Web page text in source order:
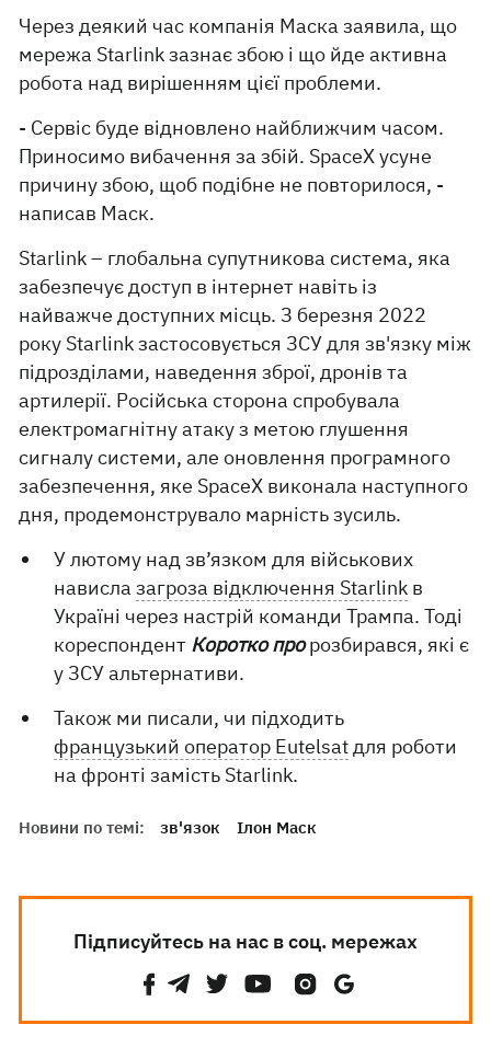
Через деякий час компанія Маска заявила, що
мережа Starlink зазнає збою і що йде активна
робота над вирішенням цієї проблеми.
- Сервіс буде відновлено найближчим часом.
Приносимо вибачення за збій. SpaceX усуне
причину збою, щоб подібне не повторилося, -
написав Маск.
Starlink – глобальна супутникова система, яка
забезпечує доступ в інтернет навіть із
найважче доступних місць. З березня 2022
року Starlink застосовується ЗСУ для зв'язку між
підрозділами, наведення зброї, дронів та
артилерії. Російська сторона спробувала
електромагнітну атаку з метою глушення
сигналу системи, але оновлення програмного
забезпечення, яке SpaceX виконала наступного
дня, продемонструвало марність зусиль.
У лютому над зв’язком для військових
навислазагроза відключення Starlink в
Україні через настрій команди Трампа. Тоді
кореспондент Коротко пророзбирався, які є
у ЗСУ альтернативи.
Також ми писали, чи підходить
французький оператор Eutelsatдля роботи
на фронті замість Starlink.
Новини по темі: зв'язок Ілон Маск
Підписуйтесь на нас в соц. мережах